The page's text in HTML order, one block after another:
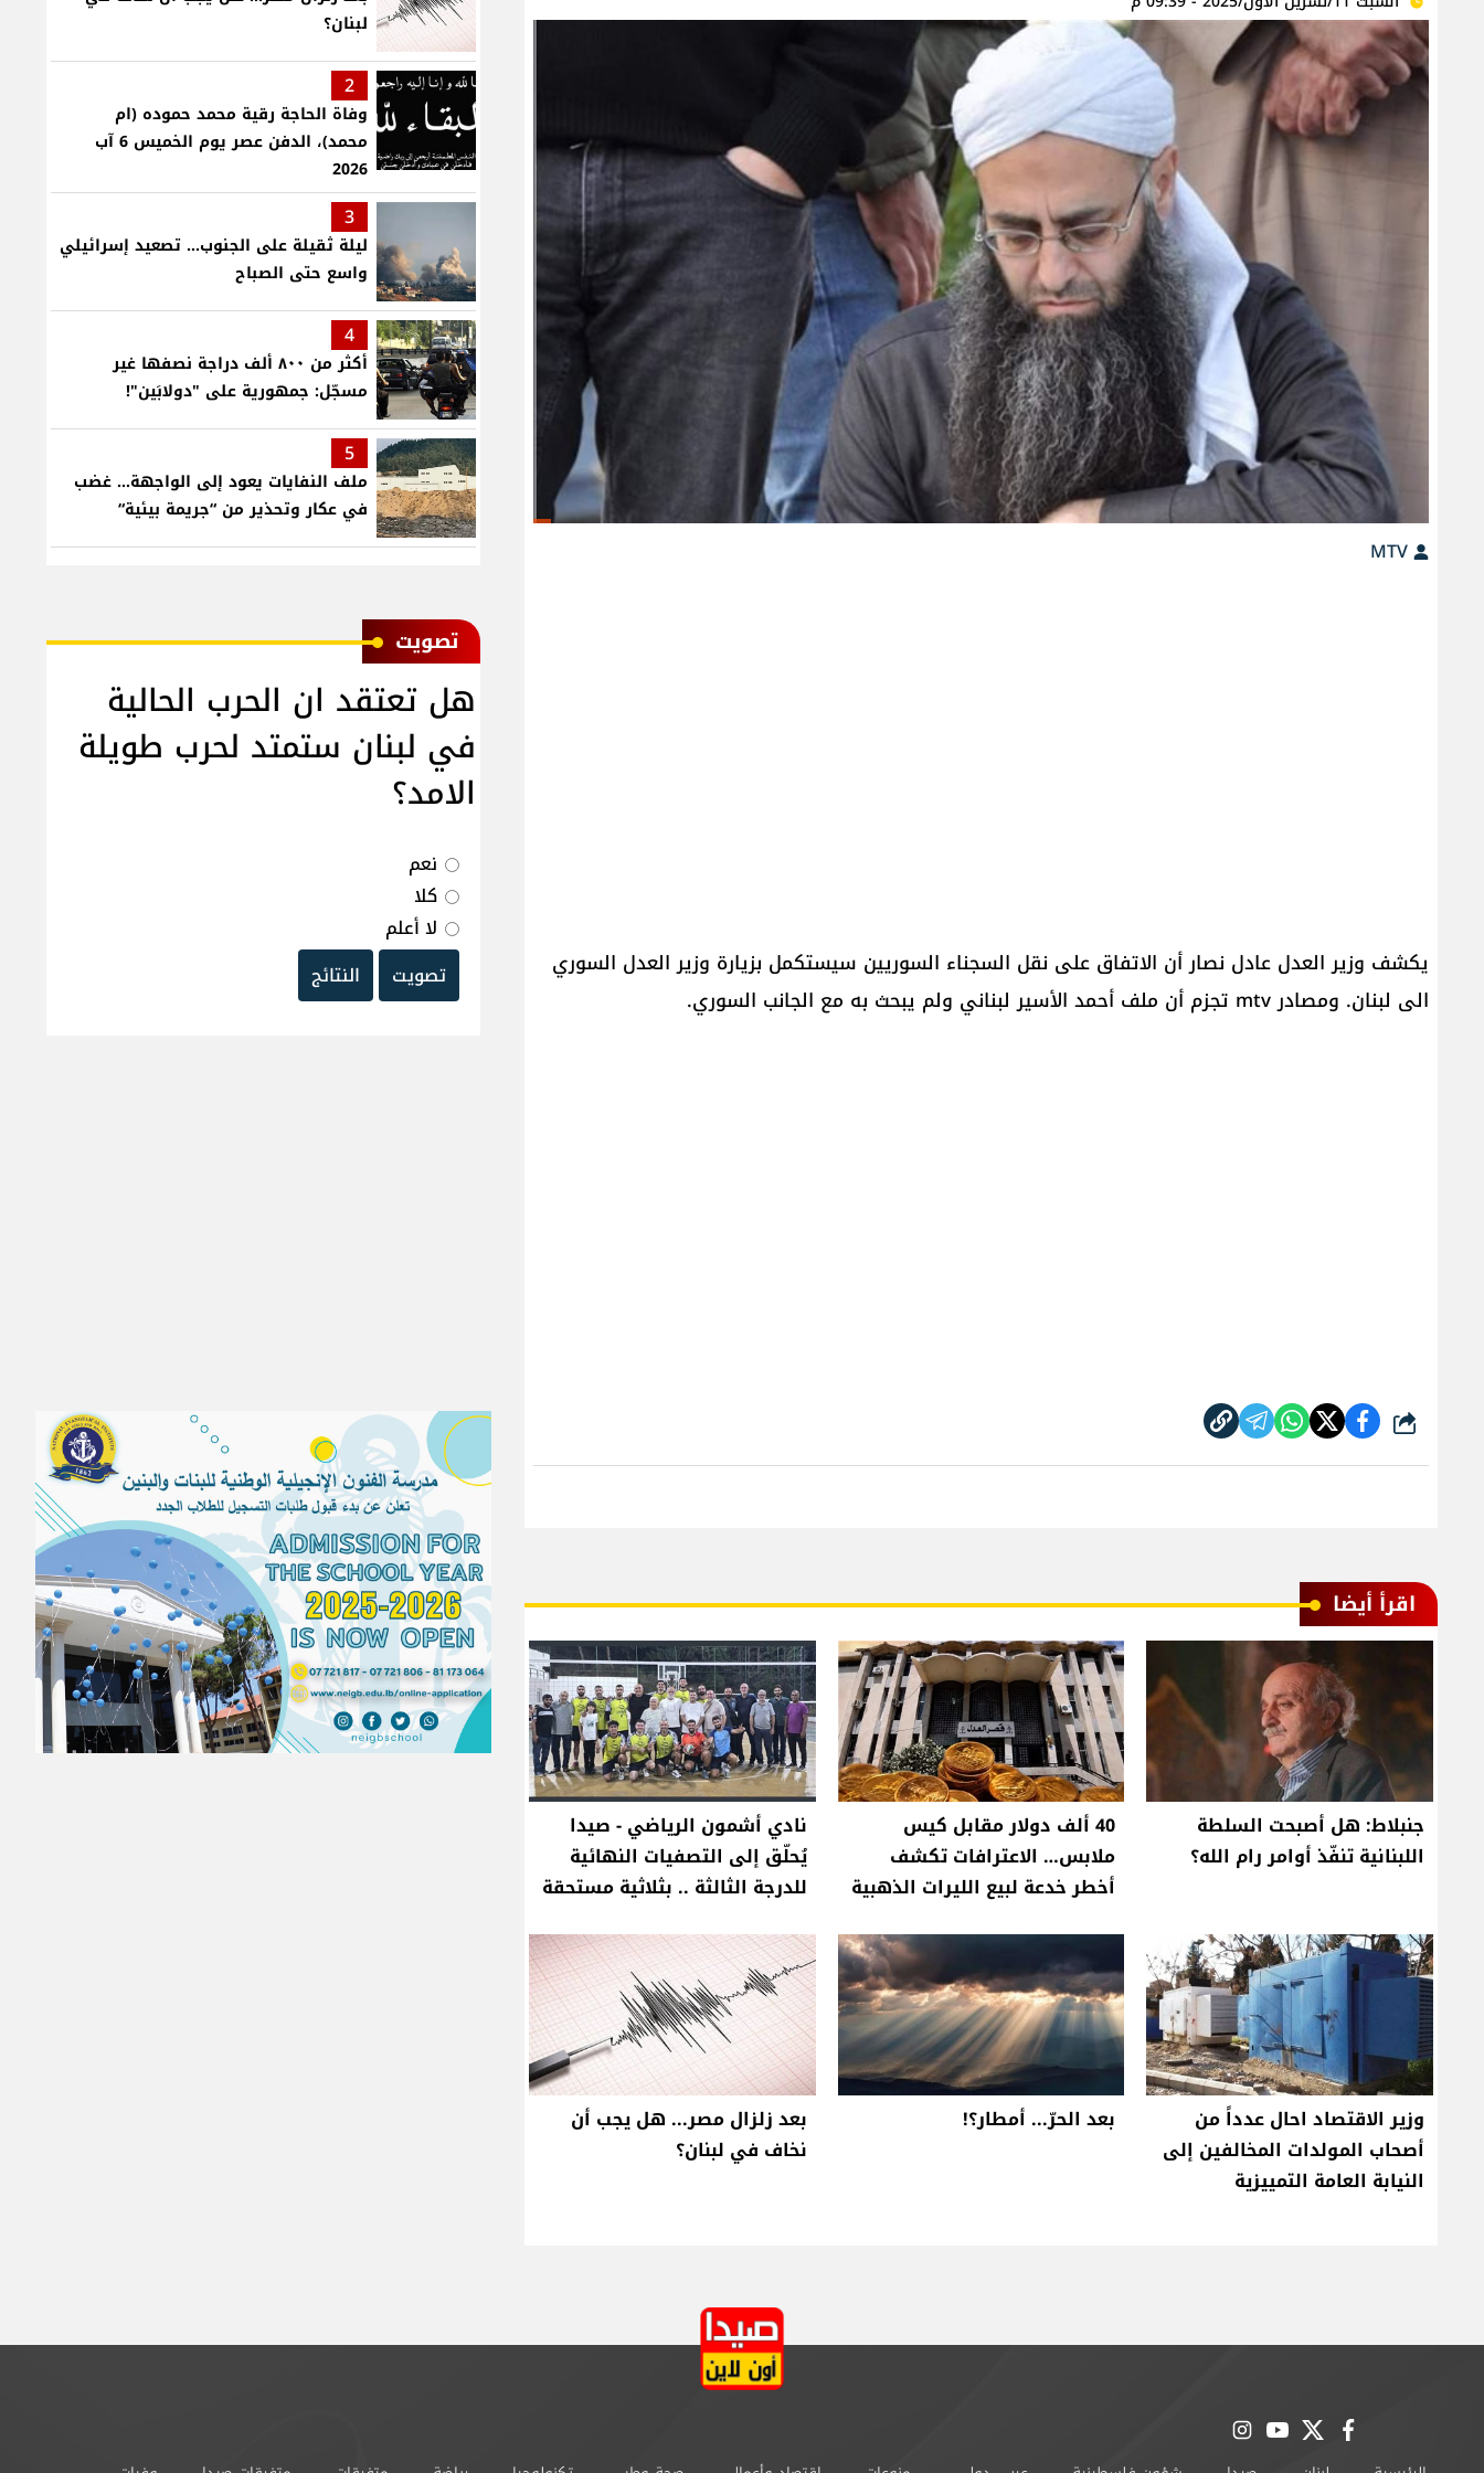
يكشف وزير العدل عادل نصار أن الاتفاق على نقل السجناء السوريين سيستكمل بزيارة وزير العدل السوري
الى لبنان. ومصادر mtv تجزم أن ملف أحمد الأسير لبناني ولم يبحث به مع الجانب السوري.
شارك
اقرأ أيضا
جنبلاط: هل أصبحت السلطة
اللبنانية تنفّذ أوامر رام الله؟
40 ألف دولار مقابل كيس
ملابس… الاعترافات تكشف
أخطر خدعة لبيع الليرات الذهبية
نادي أشمون الرياضي - صيدا
يُحلّق إلى التصفيات النهائية
للدرجة الثالثة .. بثلاثية مستحقة
وزير الاقتصاد احال عدداً من
أصحاب المولدات المخالفين إلى
النيابة العامة التمييزية
بعد الحرّ... أمطار؟!
بعد زلزال مصر... هل يجب أن
نخاف في لبنان؟
لبنان؟
2
وفاة الحاجة رقية محمد حموده (ام
محمد)، الدفن عصر يوم الخميس 6 آب
2026
3
ليلة ثقيلة على الجنوب... تصعيد إسرائيلي
واسع حتى الصباح
4
أكثر من ٨٠٠ ألف دراجة نصفها غير
مسجّل: جمهورية على "دولابَين"!
5
ملف النفايات يعود إلى الواجهة… غضب
في عكار وتحذير من “جريمة بيئية“
ﺗﺼﻮﻳﺖ
هل تعتقد ان الحرب الحالية
في لبنان ستمتد لحرب طويلة
الامد؟
نعم
كلا
لا أعلم
تصويت
النتائج
facebook
twitter
youtube
instagram